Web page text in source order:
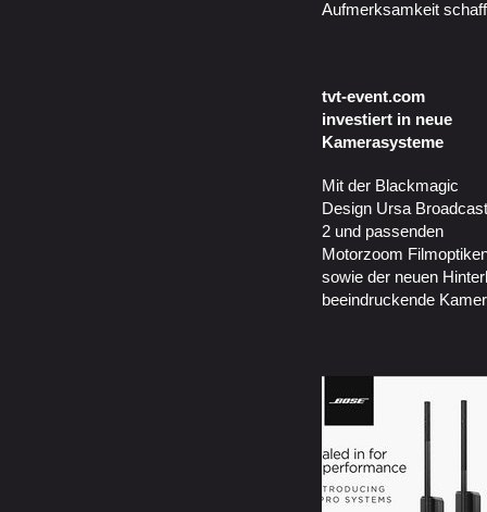
Aufmerksamkeit
tvt-event.com
investiert in neue
Kamerasysteme
Mit der Blackmagic
Design Ursa Broadcast
2 und passenden
Motorzoom
sowie der neuen
beeindruckende